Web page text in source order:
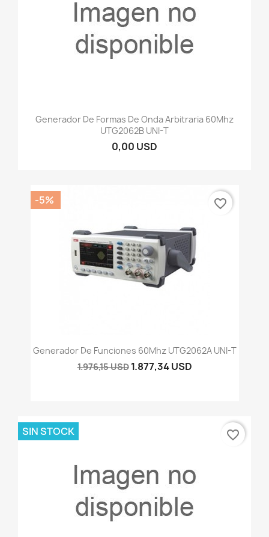
Generador De Formas De Onda Arbitraria 60Mhz
UTG2062B UNI-T
0,00 USD
Generador De Funciones 60Mhz UTG2062A UNI-T
1.976,15 USD 1.877,34 USD
-5% favorite_border
SIN STOCK favorite_border